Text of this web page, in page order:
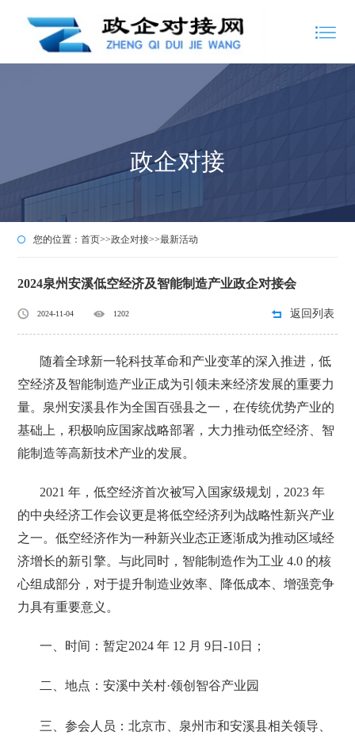
政企对接
您的位置：首页>>政企对接>>最新活动
2024泉州安溪低空经济及智能制造产业政企对接会
2024-11-04 1202 返回列表
随着全球新一轮科技革命和产业变革的深入推进，低
空经济及智能制造产业正成为引领未来经济发展的重要力
量。泉州安溪县作为全国百强县之一，在传统优势产业的
基础上，积极响应国家战略部署，大力推动低空经济、智
能制造等高新技术产业的发展。
2021 年，低空经济首次被写入国家级规划，2023 年
的中央经济工作会议更是将低空经济列为战略性新兴产业
之一。低空经济作为一种新兴业态正逐渐成为推动区域经
济增长的新引擎。与此同时，智能制造作为工业 4.0 的核
心组成部分，对于提升制造业效率、降低成本、增强竞争
力具有重要意义。
一、时间：暂定2024 年 12 月 9日-10日；
二、地点：安溪中关村·领创智谷产业园
三、参会人员：北京市、泉州市和安溪县相关领导、